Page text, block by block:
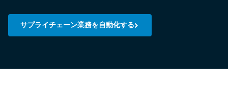
サプライチェーン業務を自動化する